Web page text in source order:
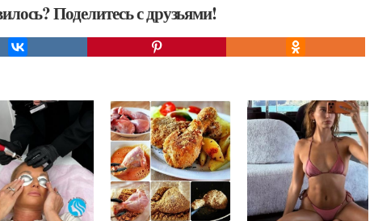
Поделитесь с друзьями!